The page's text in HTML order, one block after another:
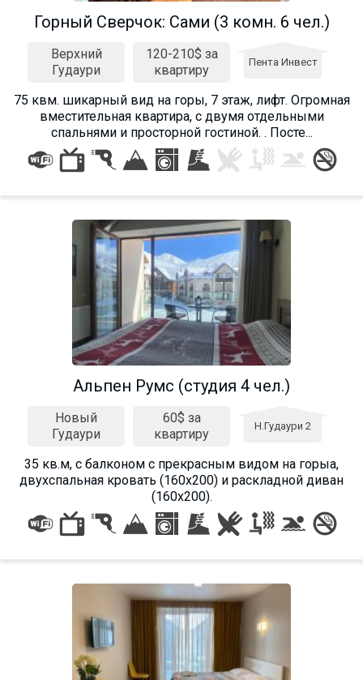
Горный Сверчок: Cами (3 комн. 6 чел.)
Верхний
Гудаури
120-210$ за
квартиру
Пента Инвест
75 квм. шикарный вид на горы, 7 этаж, лифт. Огромная
вместительная квартира, с двумя отдельными
спальнями и просторной гостиной. . Посте...
Альпен Румс (студия 4 чел.)
Новый
Гудаури
60$ за
квартиру
Н.Гудаури 2
35 кв.м, с балконом с прекрасным видом на горыа,
двухспальная кровать (160х200) и раскладной диван
(160х200).